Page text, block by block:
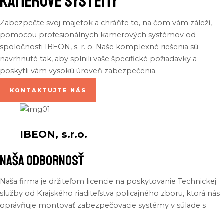
Zabezpečte svoj majetok a chráňte to, na čom vám záleží,
pomocou profesionálnych kamerových systémov od
spoločnosti IBEON, s. r. o. Naše komplexné riešenia sú
navrhnuté tak, aby splnili vaše špecifické požiadavky a
poskytli vám vysokú úroveň zabezpečenia.
KONTAKTUJTE NÁS
IBEON, s.r.o.
naša odbornosť
Naša firma je držiteľom licencie na poskytovanie Technickej
služby od Krajského riaditeľstva policajného zboru, ktorá nás
oprávňuje montovať zabezpečovacie systémy v súlade s